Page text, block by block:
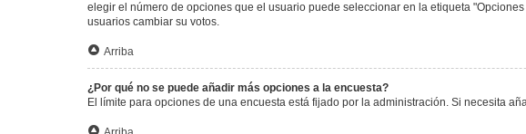
elegir el número de opciones que el usuario puede seleccionar en la etiqueta
usuarios cambiar su votos.
Arriba
¿Por qué no se puede añadir más opciones a la encuesta?
El límite para opciones de una encuesta está fijado por la administración. Si necesita